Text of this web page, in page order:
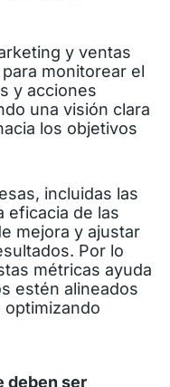
y ventas
monitorear el
y acciones
una visión clara
los objetivos
incluidas las
eficacia de las
mejora y ajustar
Por lo
métricas ayuda
estén alineados
optimizando
deben ser